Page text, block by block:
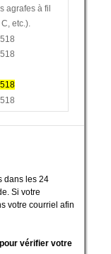
agrafes à fil
etc.).
dans les 24
Si votre
votre courriel afin
vérifier votre